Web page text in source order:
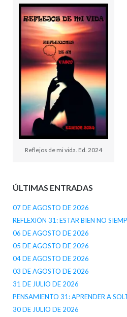
Reflejos de mi vida. Ed. 2024
ÚLTIMAS ENTRADAS
07 DE AGOSTO DE 2026
REFLEXIÓN 31: ESTAR BIEN NO
06 DE AGOSTO DE 2026
05 DE AGOSTO DE 2026
04 DE AGOSTO DE 2026
03 DE AGOSTO DE 2026
31 DE JULIO DE 2026
PENSAMIENTO 31: APRENDER A
30 DE JULIO DE 2026